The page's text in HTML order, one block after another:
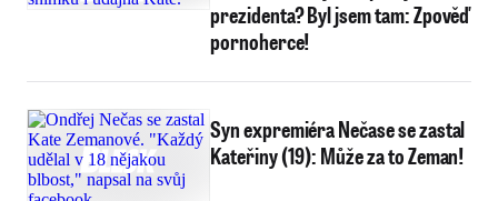
prezidenta? Byl jsem tam: Zpověď
pornoherce!
Syn expremiéra Nečase se zastal
Kateřiny (19): Může za to Zeman!